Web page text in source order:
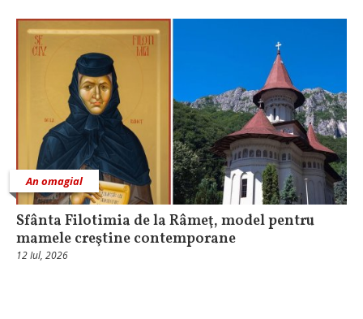
An omagial
Sfânta Filotimia de la Râmeţ, model pentru
mamele creştine contemporane
12 Iul, 2026